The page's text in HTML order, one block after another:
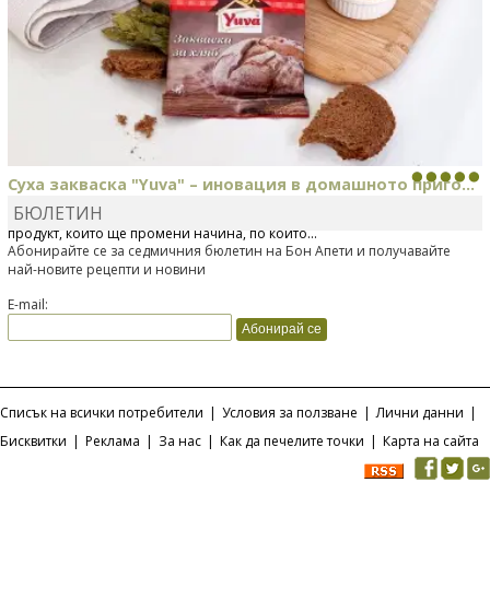
Суха закваска "Yuva" – иновация в домашното приго...
Отскоро Лесафр България стартира предлагането на изцяло нов
продукт, който ще промени начина, по който...
БЮЛЕТИН
Абонирайте се за седмичния бюлетин на Бон Апети и получавайте
най-новите рецепти и новини
E-mail:
Списък на всички потребители | Условия за ползване | Лични данни |
Бисквитки | Реклама | За нас | Как да печелите точки | Карта на сайта